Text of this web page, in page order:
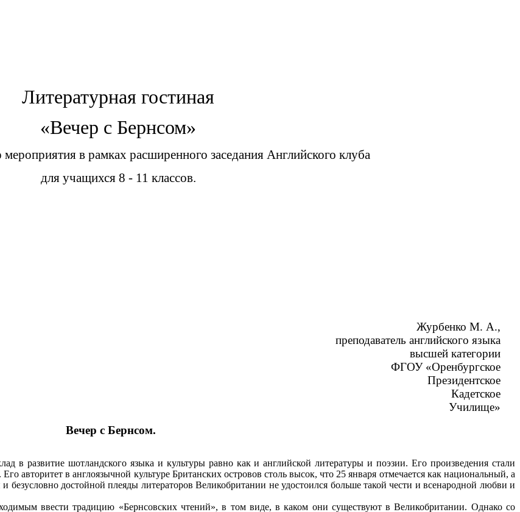
Литературная гостиная
«Вечер с Бернсом»
мероприятия в рамках расширенного заседания Английского клуба
для учащихся 8 - 11 классов.
Журбенко М. А.,
преподаватель английского языка
высшей категории
ФГОУ «Оренбургское
Президентское
Кадетское
Училище»
Вечер с Бернсом.
шотландского языка и культуры равно как и английской литературы и поэзии. Его произведения стали
авторитет в англоязычной культуре Британских островов столь высок, что 25 января отмечается как национальный, а
достойной плеяды литераторов Великобритании не удостоился больше такой чести и всенародной любви и
ввести традицию «Бернсовских чтений», в том виде, в каком они существуют в Великобритании. Однако со